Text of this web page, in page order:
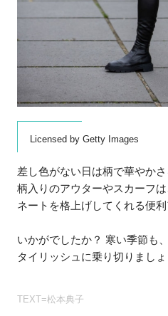
Licensed by Getty Images
差し色がない日は柄で華やか
柄入りのアウターやスカーフ
ネートを格上げしてくれる便利
いかがでしたか？ 寒い季節も
タイリッシュに乗り切りましょ
TEXT=松本典子